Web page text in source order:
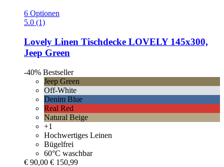
6 Optionen
5.0 (1)
Lovely Linen Tischdecke LOVELY 145x300,
Jeep Green
-40% Bestseller
Jeep Green
Off-White
Denim Blue
Real Red
Natural Beige
+1
Hochwertiges Leinen
Bügelfrei
60°C waschbar
€ 90,00 € 150,99